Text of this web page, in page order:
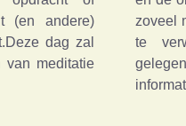
(en andere)
dag zal
van meditatie
zoveel
te